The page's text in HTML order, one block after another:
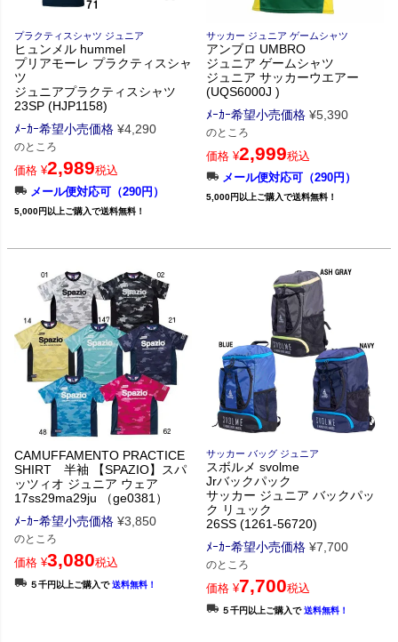
プラクティスシャツ ジュニア
ヒュンメル hummel
プリアモーレ プラクティスシャ
ツ
ジュニアプラクティスシャツ
23SP (HJP1158)
ﾒｰｶｰ希望小売価格 ¥4,290
のところ
価格 ¥2,989税込
メール便対応可（290円）
5,000円以上ご購入で送料無料！
サッカー ジュニア ゲームシャツ
アンブロ UMBRO
ジュニア ゲームシャツ
ジュニア サッカーウエアー
(UQS6000J )
ﾒｰｶｰ希望小売価格 ¥5,390
のところ
価格 ¥2,999税込
メール便対応可（290円）
5,000円以上ご購入で送料無料！
CAMUFFAMENTO PRACTICE
SHIRT 半袖 【SPAZIO】スパ
ッツィオ ジュニア ウェア
17ss29ma29ju （ge0381）
ﾒｰｶｰ希望小売価格 ¥3,850
のところ
価格 ¥3,080税込
５千円以上ご購入で送料無料！
サッカー バッグ ジュニア
スボルメ svolme
Jrバックパック
サッカー ジュニア バックパッ
ク リュック
26SS (1261-56720)
ﾒｰｶｰ希望小売価格 ¥7,700
のところ
価格 ¥7,700税込
５千円以上ご購入で送料無料！